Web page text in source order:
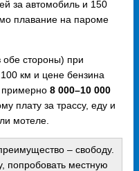
за автомобиль и 150
плавание на пароме
обе стороны) при
км и цене бензина
примерно 8 000–10 000
плату за трассу, еду и
мотеле.
– свободу.
попробовать местную